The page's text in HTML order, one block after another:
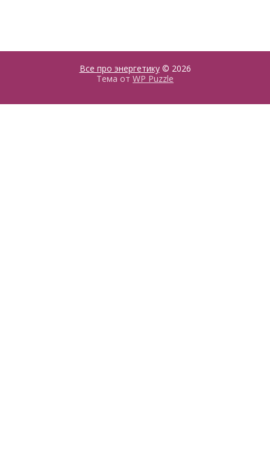
Все про энергетику© 2026
Тема от WP Puzzle